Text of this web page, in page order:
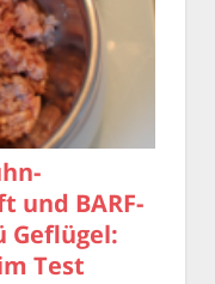
und BARF-
Geflügel:
Test